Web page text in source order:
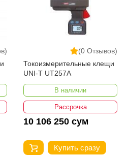
(0 Отзывов)
Токоизмерительные клещи
UNI-T UT257A
В наличии
Рассрочка
10 106 250 сум
Купить сразу